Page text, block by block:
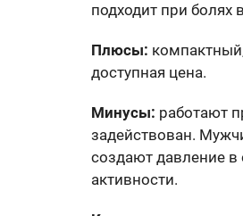
подходит при болях
Плюсы:
доступная цена.
Минусы: работают
задействован.
создают давление в
активности.